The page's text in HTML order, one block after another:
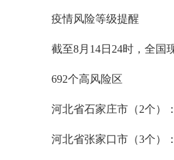
疫情风险等级提醒
截至8月14日24时，全国
692个高风险区
河北省石家庄市（2个）
河北省张家口市（3个）